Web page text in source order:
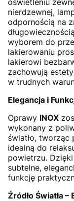
oświetleniu
nierdzewnej,
odpornością na
wyborem do
lakierowaniu
lakierowi
zachowują
w trudnych
Elegancja i
Oprawy INOX
wykonany z
światło, tworząc
idealną do
powietrzu.
subtelne,
funkcję
Źródło Światła